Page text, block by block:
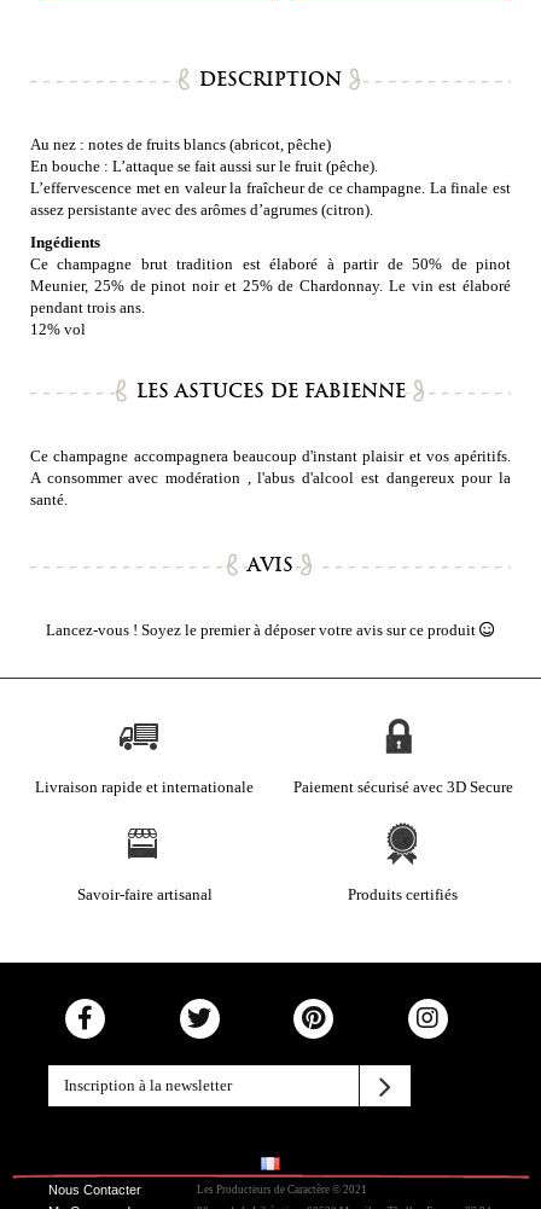
DESCRIPTION
Au nez : notes de fruits blancs (abricot, pêche)
En bouche : L’attaque se fait aussi sur le fruit (pêche).
L’effervescence met en valeur la fraîcheur de ce champagne. La finale est
assez persistante avec des arômes d’agrumes (citron).
Ingédients
Ce champagne brut tradition est élaboré à partir de 50% de pinot
Meunier, 25% de pinot noir et 25% de Chardonnay. Le vin est élaboré
pendant trois ans.
12% vol
LES ASTUCES DE FABIENNE
Ce champagne accompagnera beaucoup d'instant plaisir et vos apéritifs.
A consommer avec modération , l'abus d'alcool est dangereux pour la
santé.
AVIS
Lancez-vous ! Soyez le premier à déposer votre avis sur ce produit
Livraison rapide et internationale Paiement sécurisé avec 3D Secure
Savoir-faire artisanal Produits certifiés
Nous Contacter
Les Producteurs de Caractère © 2021